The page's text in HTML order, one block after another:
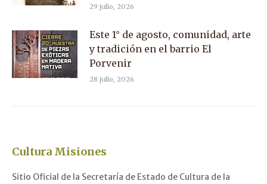
29 julio, 2026
Este 1° de agosto, comunidad, arte
y tradición en el barrio El
Porvenir
28 julio, 2026
Cultura Misiones
Sitio Oficial de la Secretaría de Estado de Cultura de la